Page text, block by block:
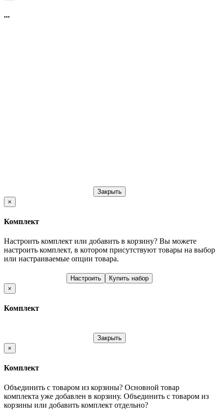
...
Закрыть
×
Комплект
Настроить комплект или добавить в корзину? Вы можете
настроить комплект, в котором присутствуют товары на выбор
или настраиваемые опции товара.
Настроить
Купить набор
×
Комплект
Закрыть
×
Комплект
Объединить с товаром из корзины? Основной товар
комплекта уже добавлен в корзину. Объединить с товаром из
корзины или добавить комплект отдельно?